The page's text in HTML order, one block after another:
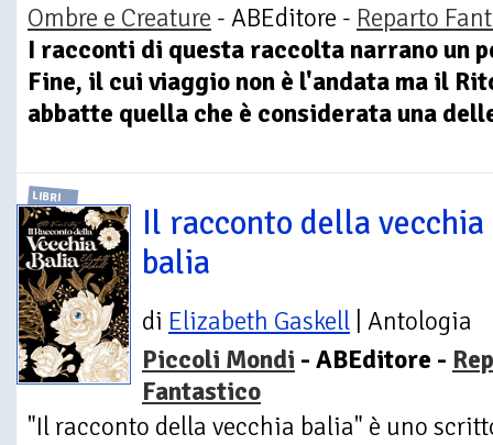
Ombre e Creature - ABEditore - Reparto
I racconti di questa raccolta narrano un
Fine, il cui viaggio non è l'andata ma il
abbatte quella che è considerata una
LIBRI
Il racconto della vecchia
balia
di Elizabeth Gaskell | Antologia
Piccoli Mondi - ABEditore -
Fantastico
"Il racconto della vecchia balia" è uno